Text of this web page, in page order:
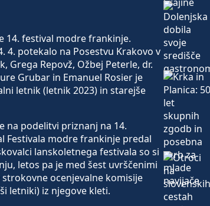
14. festival modre frankinje.
4. potekalo na Posestvu Krakovo v
Grega Repovž, Ožbej Peterle, dr.
Grubar in Emanuel Rosier je
letnik (letnik 2023) in starejše
na podelitvi priznanj na 14.
modre frankinje predal
lanskoletnega festivala so si
letos pa je med šest uvrščenimi
ocenjevalne komisije
letniki) iz njegove kleti.